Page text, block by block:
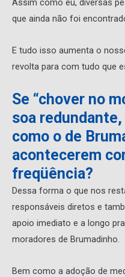
Assim como eu, diversas
que ainda não foi
E tudo isso aumenta o
revolta para com tudo que
Se “chover no
soa
como o de
acontecerem
freqüência?
Dessa forma o que nos
responsáveis diretos e
apoio imediato e a longo
moradores de Brumadinho.
Bem como a adoção de